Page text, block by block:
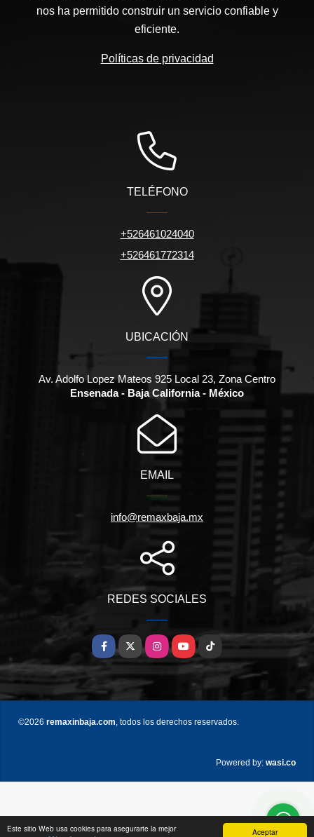
Aceptar
Este sitio Web usa cookies para asegurarte la mejor
nos ha permitido construir un servicio confiable y
eficiente.
Políticas de privacidad
TELÉFONO
+526461024040
+526461772314
UBICACIÓN
Av. Adolfo Lopez Mateos 925 Local 23, Zona Centro
Ensenada - Baja California - México
EMAIL
info@remaxbaja.mx
REDES SOCIALES
Facebook
X InstagramYouTubeTikTok
©2026 remaxinbaja.com , todos los derechos reservados.
Powered by: wasi.co